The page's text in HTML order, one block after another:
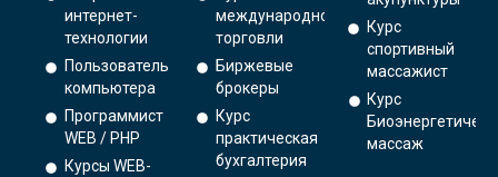
интернет-
технологии
Пользователь
компьютера
Программист
WEB / PHP
Курсы WEB-
международной
торговли
Биржевые
брокеры
Курс
практическая
бухгалтерия
Курс
спортивный
массажист
Курс
массаж